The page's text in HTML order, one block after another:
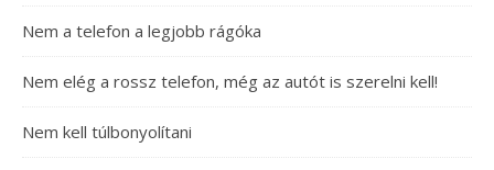
Nem a telefon a legjobb rágóka
Nem elég a rossz telefon, még az autót is szerelni kell!
Nem kell túlbonyolítani